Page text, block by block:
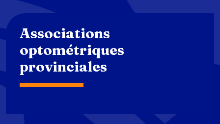
Associations
optométriques
provinciales